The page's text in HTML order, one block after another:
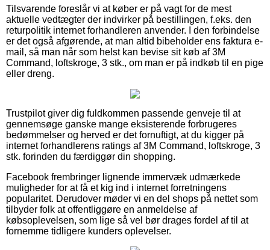
Tilsvarende foreslår vi at køber er på vagt for de mest
aktuelle vedtægter der indvirker på bestillingen, f.eks. den
returpolitik internet forhandleren anvender. I den forbindelse
er det også afgørende, at man altid bibeholder ens faktura e-
mail, så man når som helst kan bevise sit køb af 3M
Command, loftskroge, 3 stk., om man er på indkøb til en pige
eller dreng.
Trustpilot giver dig fuldkommen passende genveje til at
gennemsøge ganske mange eksisterende forbrugeres
bedømmelser og herved er det fornuftigt, at du kigger på
internet forhandlerens ratings af 3M Command, loftskroge, 3
stk. forinden du færdiggør din shopping.
Facebook frembringer lignende immervæk udmærkede
muligheder for at få et kig ind i internet forretningens
popularitet. Derudover møder vi en del shops på nettet som
tilbyder folk at offentliggøre en anmeldelse af
købsoplevelsen, som lige så vel bør drages fordel af til at
fornemme tidligere kunders oplevelser.